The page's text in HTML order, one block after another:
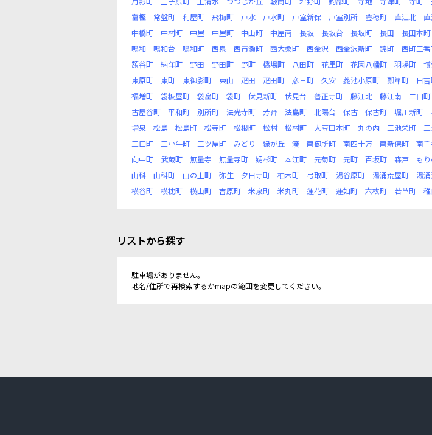
富樫
常盤町 利屋町 飛梅町 戸水 戸水町 戸室新保 戸室別所 豊穂町 直江北
中橋町
中村町 中屋 中屋町 中山町 中屋南 長坂 長坂台 長坂町 長田 長田本町
鳴和
鳴和台 鳴和町 西泉 西市瀬町 西大桑町 西金沢 西金沢新町 錦町 西町三
額谷町
納年町 野田 野田町 野町 橋場町 八田町 花里町 花園八幡町 羽場町
東原町
東町 東御影町 東山 疋田 疋田町 彦三町 久安 菱池小原町 瓢箪町 日
福増町
袋板屋町 袋畠町 袋町 伏見新町 伏見台 普正寺町 藤江北 藤江南 二口町
古屋谷町
平和町 別所町 法光寺町 芳斉 法島町 北陽台 保古 保古町 堀川新町
増泉
松島 松島町 松寺町 松根町 松村 松村町 大豆田本町 丸の内 三池栄町
三口町
三小牛町 三ツ屋町 みどり 緑が丘 湊 南御所町 南四十万 南新保町 南
向中町
武蔵町 無量寺 無量寺町 娚杉町 本江町 元菊町 元町 百坂町 森戸 も
山科
山科町 山の上町 弥生 夕日寺町 柚木町 弓取町 湯谷原町 湯涌荒屋町 湯
横谷町
横枕町 横山町 吉原町 米泉町 米丸町 蓮花町 蓮如町 六枚町 若草町
リストから探す
駐車場がありません。
地名/住所で再検索するかmapの範囲を変更してください。